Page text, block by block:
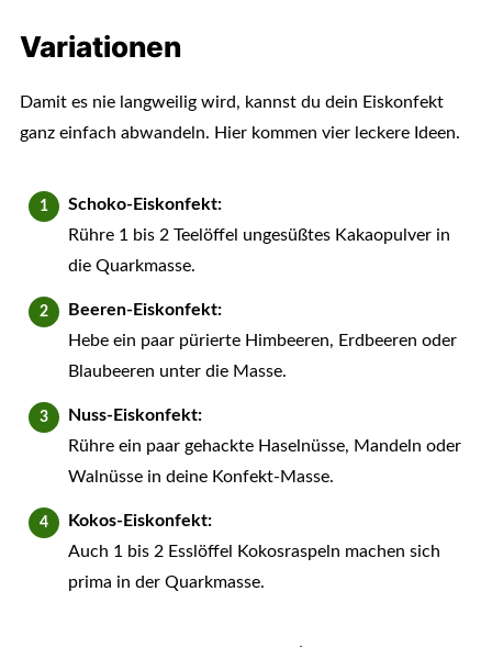
Variationen
Damit es nie langweilig wird, kannst du dein Eiskonfekt
ganz einfach abwandeln. Hier kommen vier leckere Ideen.
Schoko-Eiskonfekt:
Rühre 1 bis 2 Teelöffel ungesüßtes Kakaopulver in
die Quarkmasse.
Beeren-Eiskonfekt:
Hebe ein paar pürierte Himbeeren, Erdbeeren oder
Blaubeeren unter die Masse.
Nuss-Eiskonfekt:
Rühre ein paar gehackte Haselnüsse, Mandeln oder
Walnüsse in deine Konfekt-Masse.
Kokos-Eiskonfekt:
Auch 1 bis 2 Esslöffel Kokosraspeln machen sich
prima in der Quarkmasse.